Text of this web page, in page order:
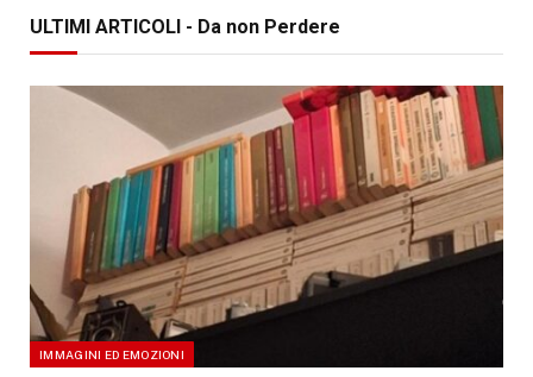
ULTIMI ARTICOLI - Da non Perdere
IMMAGINI ED EMOZIONI